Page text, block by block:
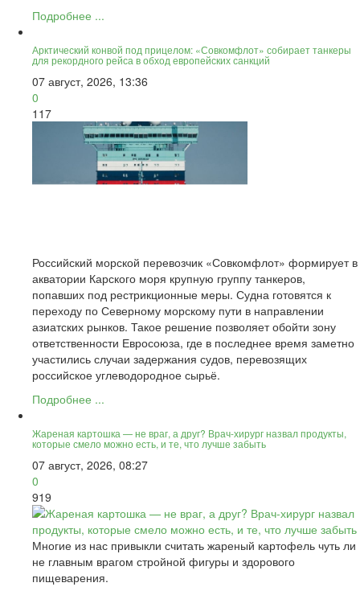
Подробнее ...
Арктический конвой под прицелом: «Совкомфлот» собирает танкеры
для рекордного рейса в обход европейских санкций
07 август, 2026, 13:36
0
117
Российский морской перевозчик «Совкомфлот» формирует в
акватории Карского моря крупную группу танкеров,
попавших под рестрикционные меры. Судна готовятся к
переходу по Северному морскому пути в направлении
азиатских рынков. Такое решение позволяет обойти зону
ответственности Евросоюза, где в последнее время заметно
участились случаи задержания судов, перевозящих
российское углеводородное сырьё.
Подробнее ...
Жареная картошка — не враг, а друг? Врач-хирург назвал продукты,
которые смело можно есть, и те, что лучше забыть
07 август, 2026, 08:27
0
919
Многие из нас привыкли считать жареный картофель чуть ли
не главным врагом стройной фигуры и здорового
пищеварения.